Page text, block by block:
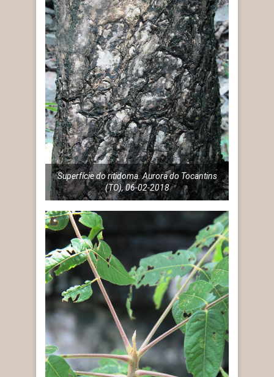
Superfície do ritidoma. Aurora do Tocantins
(TO), 06-02-2018